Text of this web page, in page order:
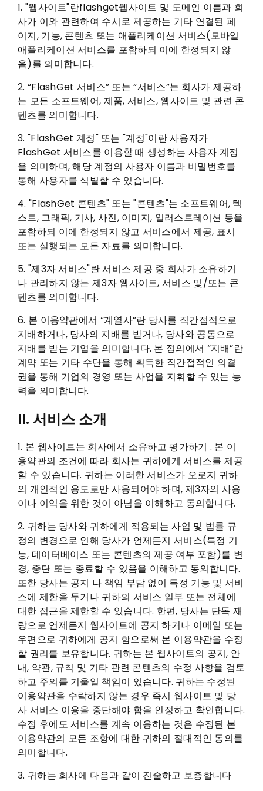
1. "웹사이트"란flashget웹사이트 및 도메인 이름과 회
사가 이와 관련하여 수시로 제공하는 기타 연결된 페
이지, 기능, 콘텐츠 또는 애플리케이션 서비스(모바일
애플리케이션 서비스를 포함하되 이에 한정되지 않
음)를 의미합니다.
2. “FlashGet 서비스” 또는 “서비스”는 회사가 제공하
는 모든 소프트웨어, 제품, 서비스, 웹사이트 및 관련 콘
텐츠를 의미합니다.
3. "FlashGet 계정" 또는 "계정"이란 사용자가
FlashGet 서비스를 이용할 때 생성하는 사용자 계정
을 의미하며, 해당 계정의 사용자 이름과 비밀번호를
통해 사용자를 식별할 수 있습니다.
4. "FlashGet 콘텐츠" 또는 "콘텐츠"는 소프트웨어, 텍
스트, 그래픽, 기사, 사진, 이미지, 일러스트레이션 등을
포함하되 이에 한정되지 않고 서비스에서 제공, 표시
또는 실행되는 모든 자료를 의미합니다.
5. "제3자 서비스"란 서비스 제공 중 회사가 소유하거
나 관리하지 않는 제3자 웹사이트, 서비스 및/또는 콘
텐츠를 의미합니다.
6. 본 이용약관에서 “계열사”란 당사를 직간접적으로
지배하거나, 당사의 지배를 받거나, 당사와 공동으로
지배를 받는 기업을 의미합니다. 본 정의에서 “지배”란
계약 또는 기타 수단을 통해 획득한 직간접적인 의결
권을 통해 기업의 경영 또는 사업을 지휘할 수 있는 능
력을 의미합니다.
II. 서비스 소개
1. 본 웹사이트는 회사에서 소유하고 평가하기 . 본 이
용약관의 조건에 따라 회사는 귀하에게 서비스를 제공
할 수 있습니다. 귀하는 이러한 서비스가 오로지 귀하
의 개인적인 용도로만 사용되어야 하며, 제3자의 사용
이나 이익을 위한 것이 아님을 이해하고 동의합니다.
2. 귀하는 당사와 귀하에게 적용되는 사업 및 법률 규
정의 변경으로 인해 당사가 언제든지 서비스(특정 기
능, 데이터베이스 또는 콘텐츠의 제공 여부 포함)를 변
경, 중단 또는 종료할 수 있음을 이해하고 동의합니다.
또한 당사는 공지 나 책임 부담 없이 특정 기능 및 서비
스에 제한을 두거나 귀하의 서비스 일부 또는 전체에
대한 접근을 제한할 수 있습니다. 한편, 당사는 단독 재
량으로 언제든지 웹사이트에 공지 하거나 이메일 또는
우편으로 귀하에게 공지 함으로써 본 이용약관을 수정
할 권리를 보유합니다. 귀하는 본 웹사이트의 공지, 안
내, 약관, 규칙 및 기타 관련 콘텐츠의 수정 사항을 검토
하고 주의를 기울일 책임이 있습니다. 귀하는 수정된
이용약관을 수락하지 않는 경우 즉시 웹사이트 및 당
사 서비스 이용을 중단해야 함을 인정하고 확인합니다.
수정 후에도 서비스를 계속 이용하는 것은 수정된 본
이용약관의 모든 조항에 대한 귀하의 절대적인 동의를
의미합니다.
3. 귀하는 회사에 다음과 같이 진술하고 보증합니다